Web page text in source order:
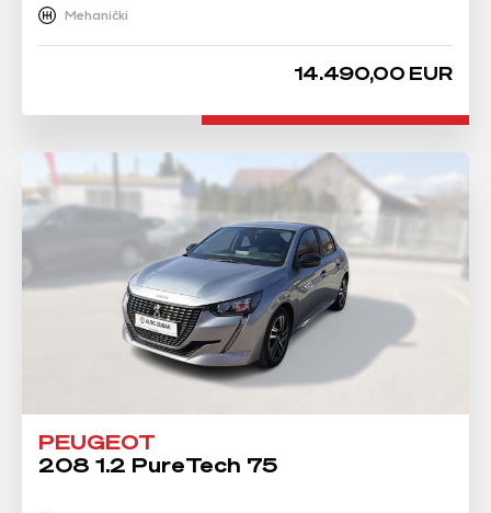
Mehanički
14.490,00 EUR
PEUGEOT
208 1.2 PureTech 75